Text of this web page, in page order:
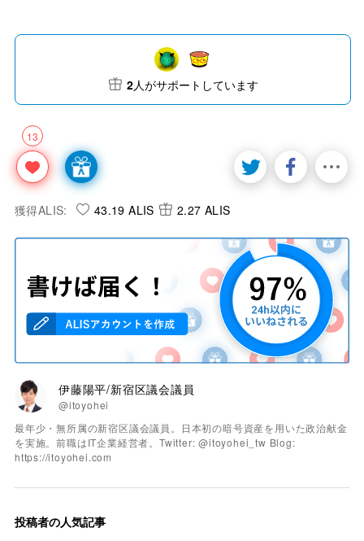
13
2人がサポートしています
獲得ALIS: 43.19 ALIS 2.27 ALIS
伊藤陽平/新宿区議会議員
@itoyohei
最年少・無所属の新宿区議会議員。日本初の暗号資産を用いた政治献金
を実施。前職はIT企業経営者。Twitter: @itoyohei_tw Blog:
https://itoyohei.com
投稿者の人気記事